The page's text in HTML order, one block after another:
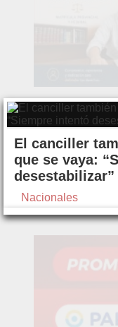
El canciller
que se vaya:
desestabilizar”
Nacionales